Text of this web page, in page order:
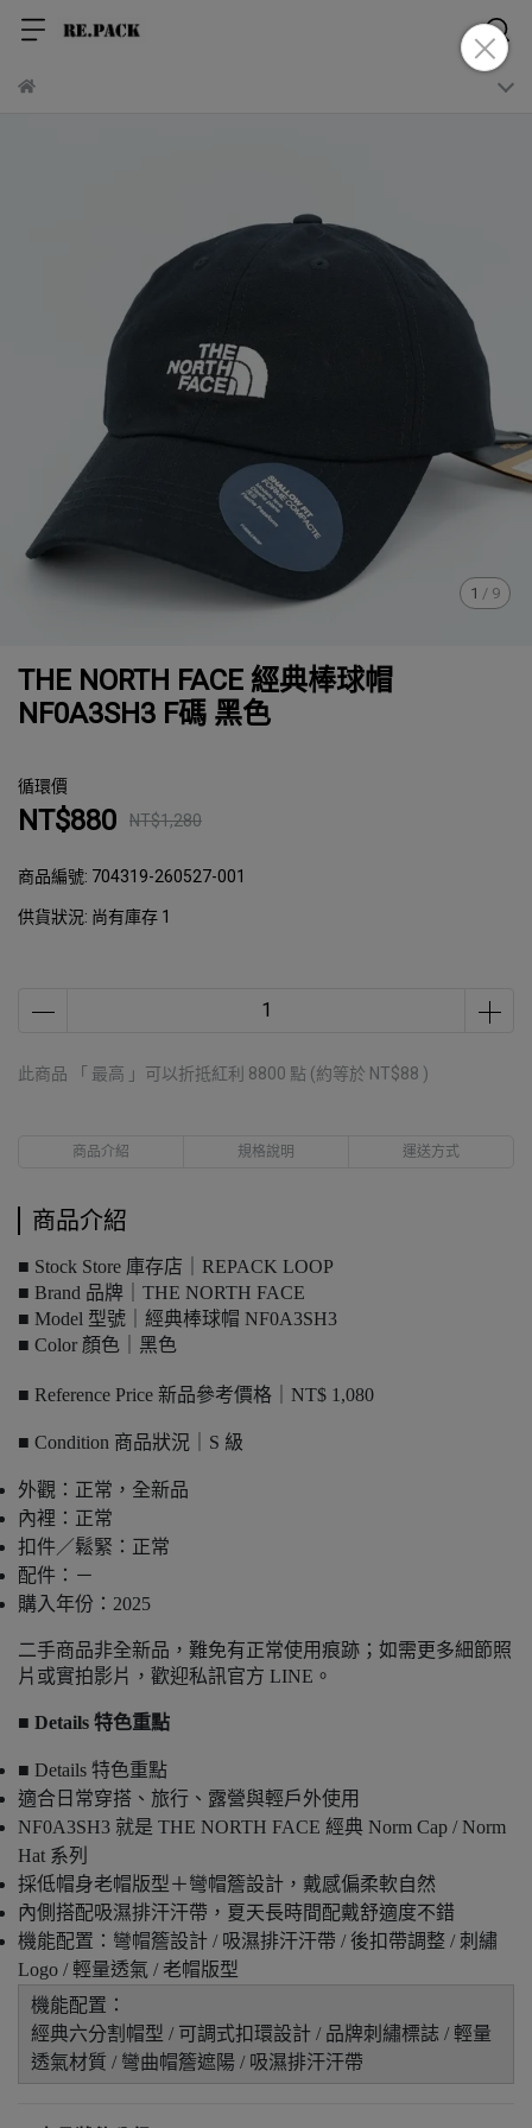
1 / 9
THE NORTH FACE 經典棒球帽
NF0A3SH3 F碼 黑色
循環價
NT$880 NT$1,280
商品編號: 704319-260527-001
供貨狀況: 尚有庫存 1
此商品 「 最高 」可以折抵紅利 8800 點 (約等於 NT$88 )
商品介紹 規格說明 運送方式
商品介紹
■ Stock Store 庫存店｜REPACK LOOP
■ Brand 品牌｜THE NORTH FACE
■ Model 型號｜經典棒球帽 NF0A3SH3
■ Color 顏色｜黑色
■ Reference Price 新品參考價格｜NT$ 1,080
■ Condition 商品狀況｜S 級
外觀：正常，全新品
內裡：正常
扣件／鬆緊：正常
配件：－
購入年份：2025
二手商品非全新品，難免有正常使用痕跡；如需更多細節照
片或實拍影片，歡迎私訊官方 LINE。
■ Details 特色重點
■ Details 特色重點
適合日常穿搭、旅行、露營與輕戶外使用
NF0A3SH3 就是 THE NORTH FACE 經典 Norm Cap / Norm
Hat 系列
採低帽身老帽版型＋彎帽簷設計，戴感偏柔軟自然
內側搭配吸濕排汗汗帶，夏天長時間配戴舒適度不錯
機能配置：彎帽簷設計 / 吸濕排汗汗帶 / 後扣帶調整 / 刺繡
Logo / 輕量透氣 / 老帽版型
機能配置：
經典六分割帽型 / 可調式扣環設計 / 品牌刺繡標誌 / 輕量
透氣材質 / 彎曲帽簷遮陽 / 吸濕排汗汗帶